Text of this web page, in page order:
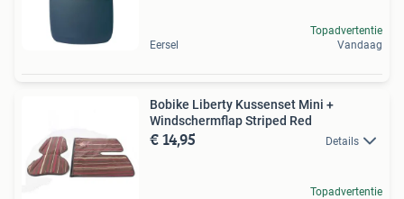
Eersel
Topadvertentie
Vandaag
Bobike Liberty Kussenset Mini +
Windschermflap Striped Red
€ 14,95 Details
Topadvertentie